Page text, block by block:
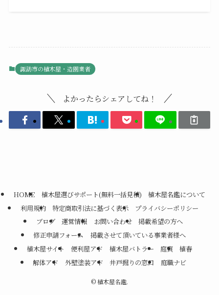
諏訪市の植木屋・造園業者
よかったらシェアしてね！
HOME 植木屋選びサポート(無料一括見積)
植木屋名鑑について
利用規約
特定商取引法に基づく表示
プライバシーポリシー
ブログ
運営情報 お問い合わせ
掲載希望の方へ
修正申請フォーム
掲載させて頂いている事業者様へ
植木屋サイト
便利屋アド 植木屋バトラー 庭寅
植春
解体アド
外壁塗装アド 井戸掘りの窓口 庭職ナビ
©植木屋名鑑.